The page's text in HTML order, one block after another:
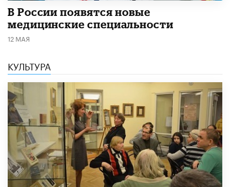
В России появятся новые
медицинские специальности
12 МАЯ
КУЛЬТУРА